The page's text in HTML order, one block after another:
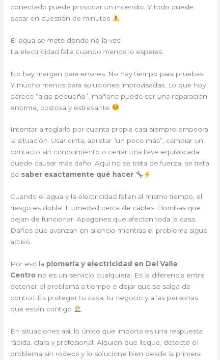
conectado puede provocar un incendio. Y todo puede
pasar en cuestión de minutos
El agua se mete donde no la ves.
La electricidad falla cuando menos lo esperas.
No hay margen para errores. No hay tiempo para pruebas.
Y mucho menos para soluciones improvisadas. Lo que hoy
parece “algo pequeño”, mañana puede ser una reparación
enorme, costosa y estresante
Intentar arreglarlo por cuenta propia casi siempre empeora
la situación. Usar cinta, apretar “un poco más”, cambiar un
contacto sin conocimiento o cerrar una llave equivocada
puede causar más daño. Aquí no se trata de fuerza, se trata
de saber exactamente qué hacer
Cuando el agua y la electricidad fallan al mismo tiempo, el
riesgo es doble. Humedad cerca de cables. Bombas que
dejan de funcionar. Apagones que afectan toda la casa.
Daños que avanzan en silencio mientras el problema sigue
activo.
Por eso la plomería y electricidad en Del Valle
Centro no es un servicio cualquiera. Es la diferencia entre
detener el problema a tiempo o dejar que se salga de
control. Es proteger tu casa, tu negocio y a las personas
que están contigo
En situaciones así, lo único que importa es una respuesta
rápida, clara y profesional. Alguien que llegue, detecte el
problema sin rodeos y lo solucione bien desde la primera